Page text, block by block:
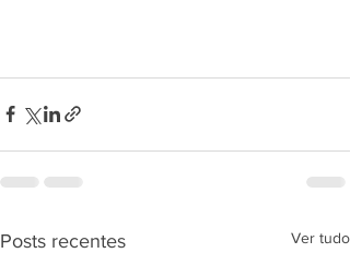
Posts recentes Ver tudo